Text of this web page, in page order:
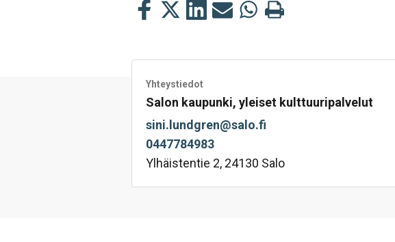
Jaa
Jaa
Jaa Jaa Jaa Tulosta
Yhteystiedot
Salon kaupunki, yleiset kulttuuripalvelut
sini.lundgren@salo.fi
0447784983
Ylhäistentie 2, 24130 Salo